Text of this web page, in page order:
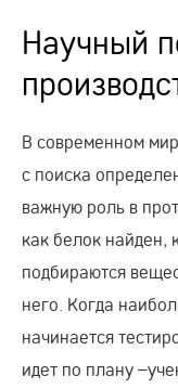
Научный
В современном
с поиска
важную роль в
как белок
подбираются
него. Когда
начинается
идет по плану